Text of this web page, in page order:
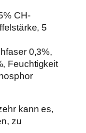
r
o
e
n
5
g
A
CH-
5
0,3%,
Feuchtigkeit
kann es,
zu